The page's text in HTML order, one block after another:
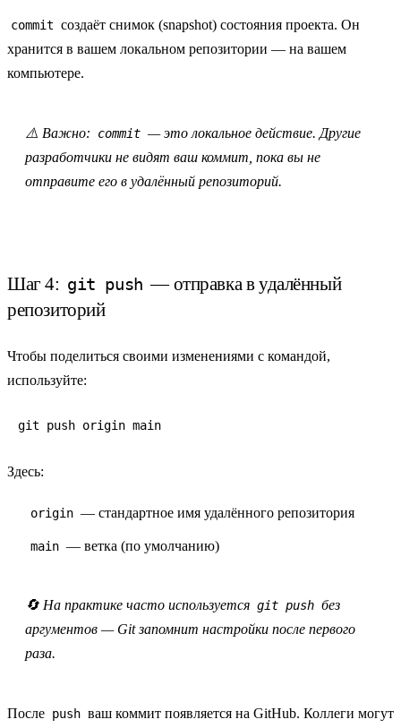
commit создаёт снимок (snapshot) состояния проекта. Он
хранится в вашем локальном репозитории — на вашем
компьютере.
⚠️ Важно: commit — это локальное действие. Другие
разработчики не видят ваш коммит, пока вы не
отправите его в удалённый репозиторий.
Шаг 4: git push — отправка в удалённый
репозиторий
Чтобы поделиться своими изменениями с командой,
используйте:
git push origin main
Здесь:
origin — стандартное имя удалённого репозитория
main — ветка (по умолчанию)
🔄 На практике часто используется git push без
аргументов — Git запомнит настройки после первого
раза.
После push ваш коммит появляется на GitHub. Коллеги могут